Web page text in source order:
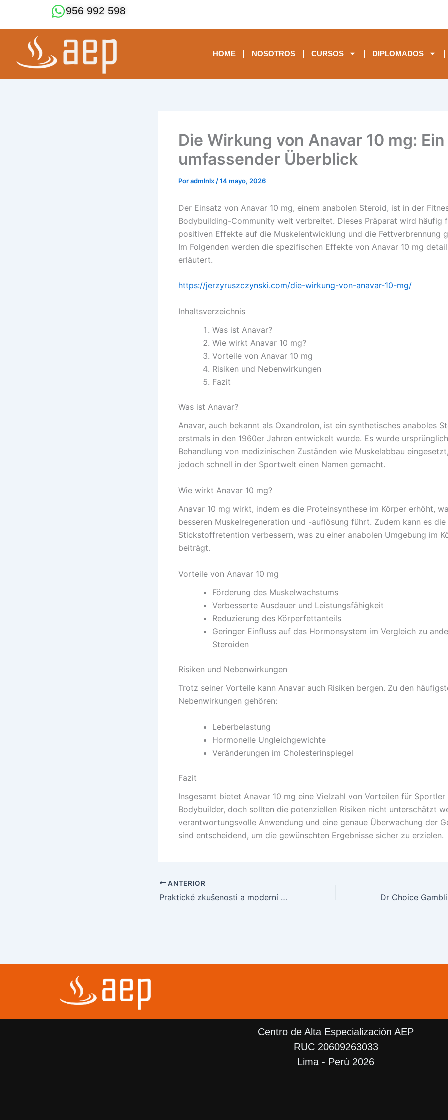
contenido
956 992 598
HOME NOSOTROS CURSOS DIPLOMADOS
Die Wirkung von Anavar 10 mg: Ein
umfassender Überblick
Poradmlnlx /14 mayo, 2026
Der Einsatz von Anavar 10 mg, einem anabolen Steroid, ist in der
Bodybuilding-Community weit verbreitet. Dieses Präparat wird häufig
positiven Effekte auf die Muskelentwicklung und die Fettverbrennung
Im Folgenden werden die spezifischen Effekte von Anavar 10 mg
erläutert.
https://jerzyruszczynski.com/die-wirkung-von-anavar-10-mg/
Inhaltsverzeichnis
Was ist Anavar?
Wie wirkt Anavar 10 mg?
Vorteile von Anavar 10 mg
Risiken und Nebenwirkungen
Fazit
Was ist Anavar?
Anavar, auch bekannt als Oxandrolon, ist ein synthetisches anaboles
erstmals in den 1960er Jahren entwickelt wurde. Es wurde
Behandlung von medizinischen Zuständen wie Muskelabbau
jedoch schnell in der Sportwelt einen Namen gemacht.
Wie wirkt Anavar 10 mg?
Anavar 10 mg wirkt, indem es die Proteinsynthese im Körper erhöht,
besseren Muskelregeneration und -auflösung führt. Zudem kann es die
Stickstoffretention verbessern, was zu einer anabolen Umgebung im
beiträgt.
Vorteile von Anavar 10 mg
Förderung des Muskelwachstums
Verbesserte Ausdauer und Leistungsfähigkeit
Reduzierung des Körperfettanteils
Geringer Einfluss auf das Hormonsystem im Vergleich zu
Steroiden
Risiken und Nebenwirkungen
Trotz seiner Vorteile kann Anavar auch Risiken bergen. Zu den
Nebenwirkungen gehören:
Leberbelastung
Hormonelle Ungleichgewichte
Veränderungen im Cholesterinspiegel
Fazit
Insgesamt bietet Anavar 10 mg eine Vielzahl von Vorteilen für Sportler
Bodybuilder, doch sollten die potenziellen Risiken nicht unterschätzt
verantwortungsvolle Anwendung und eine genaue Überwachung der
sind entscheidend, um die gewünschten Ergebnisse sicher zu erzielen.
ANTERIOR
Praktické zkušenosti a moderní přístup mostbet k online hazardu
Centro de Alta Especialización AEP
RUC 20609263033
Lima - Perú 2026